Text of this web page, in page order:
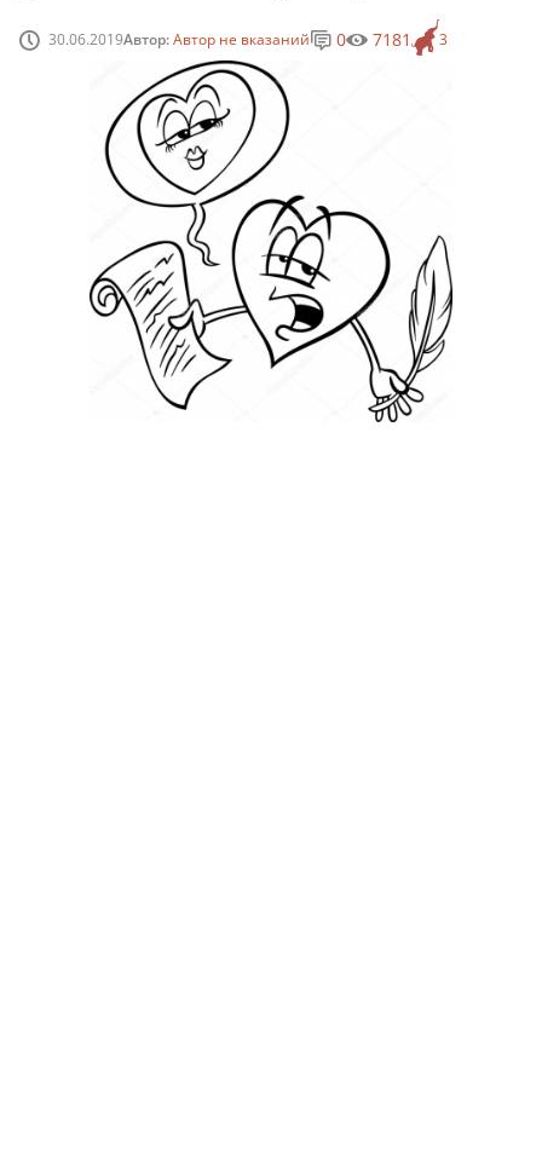
30.06.2019Автор:Автор не вказаний 3
0 7181